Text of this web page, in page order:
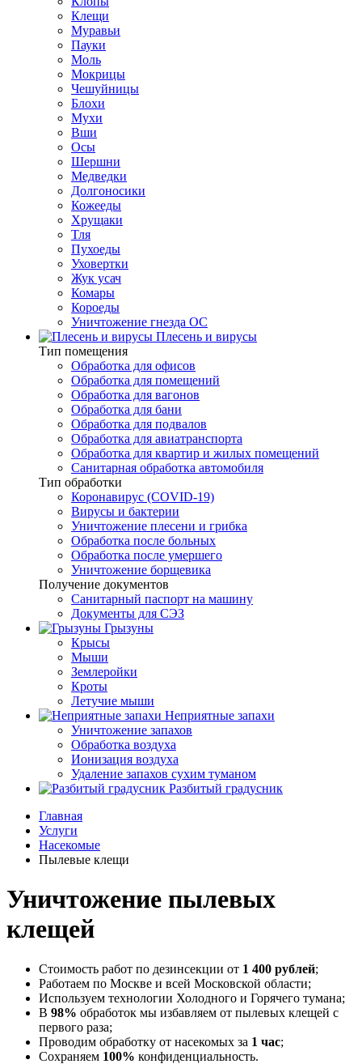
Клещи
Муравьи
Пауки
Моль
Мокрицы
Чешуйницы
Блохи
Мухи
Вши
Осы
Шершни
Медведки
Долгоносики
Кожееды
Хрущаки
Тля
Пухоеды
Уховертки
Жук усач
Комары
Короеды
Уничтожение гнезда ОС
Плесень и вирусы
Тип помещения
Обработка для офисов
Обработка для помещений
Обработка для вагонов
Обработка для бани
Обработка для подвалов
Обработка для авиатранспорта
Обработка для квартир и жилых помещений
Санитарная обработка автомобиля
Тип обработки
Коронавирус (COVID-19)
Вирусы и бактерии
Уничтожение плесени и грибка
Обработка после больных
Обработка после умершего
Уничтожение борщевика
Получение документов
Санитарный паспорт на машину
Документы для СЭЗ
Грызуны
Крысы
Мыши
Землеройки
Кроты
Летучие мыши
Неприятные запахи
Уничтожение запахов
Обработка воздуха
Ионизация воздуха
Удаление запахов сухим туманом
Разбитый градусник
Главная
Услуги
Насекомые
Пылевые клещи
Уничтожение пылевых
клещей
Стоимость работ по дезинсекции от 1 400 рублей;
Работаем по Москве и всей Московской области;
Используем технологии Холодного и Горячего тумана;
В 98% обработок мы избавляем от пылевых клещей с
первого раза;
Проводим обработку от насекомых за 1 час;
Сохраняем 100% конфиденциальность.